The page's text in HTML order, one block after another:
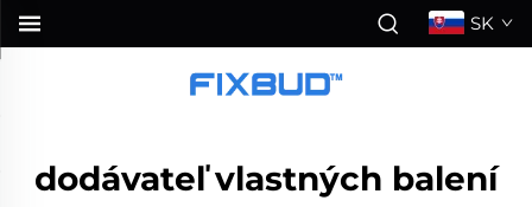
SK
dodávateľ vlastných balení